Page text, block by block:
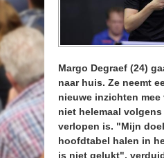
Margo Degraef (24)
naar huis. Ze neemt
nieuwe inzichten mee
niet helemaal
verlopen is. "Mijn
hoofdtabel halen in
is niet gelukt",